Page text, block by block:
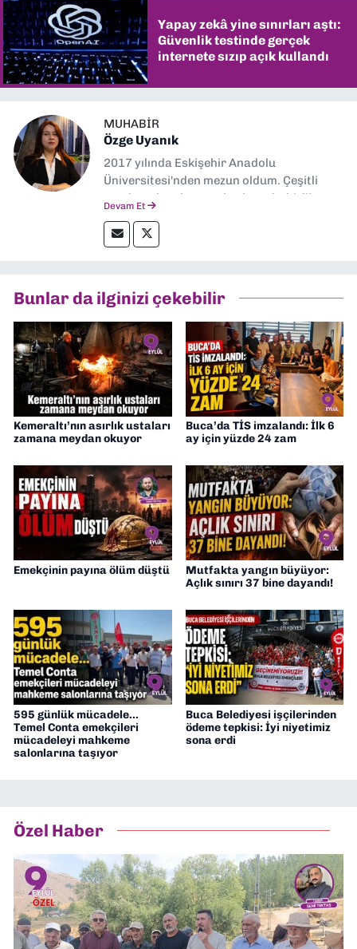
Yapay zekâ yine sınırları aştı:
Güvenlik testinde gerçek
internete sızıp açık kullandı
MUHABIR
Özge Uyanık
2017 yılında Eskişehir Anadolu
Üniversitesi'nden mezun oldum. Çeşitli
yerel ve ulusal gazetelerde muhabirlik
hakları alanlarında haberler üretmeye
odaklanıyorum.
Devam Et
Bunlar da ilginizi çekebilir
Kemeraltı’nın asırlık ustaları
zamana meydan okuyor
Buca’da TİS imzalandı: İlk 6
ay için yüzde 24 zam
Emekçinin payına ölüm düştü
Mutfakta yangın büyüyor:
Açlık sınırı 37 bine dayandı!
595 günlük mücadele...
Temel Conta emekçileri
mücadeleyi mahkeme
salonlarına taşıyor
Buca Belediyesi işçilerinden
ödeme tepkisi: İyi niyetimiz
sona erdi
Özel Haber